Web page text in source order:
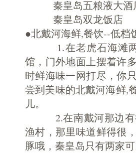
秦皇岛五粮液大酒
秦皇岛双龙饭店
●北戴河海鲜,餐饮--低档
1.在老虎石海滩两
馆，门外地面上摆着许
时鲜海味一网打尽，你
尝到美味的北戴河海鲜,
儿。
2.在南戴河那边有很
渔村，那里味道鲜得很
豚哦，秦皇岛只有两家可